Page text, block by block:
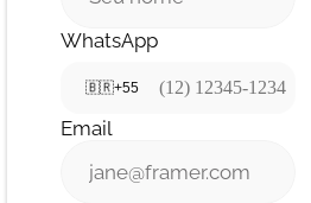
WhatsApp
🇧🇷+55
Email